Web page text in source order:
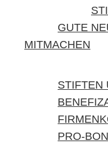
GUTE
MITMACHEN
STIFTEN
PRO-